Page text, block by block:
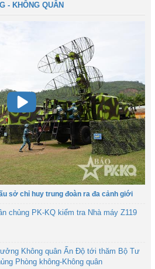
- KHÔNG QUÂN
sở chỉ huy trung đoàn ra đa cảnh giới
chủng PK-KQ kiểm tra Nhà máy Z119
Không quân Ấn Độ tới thăm Bộ Tư
Phòng không-Không quân